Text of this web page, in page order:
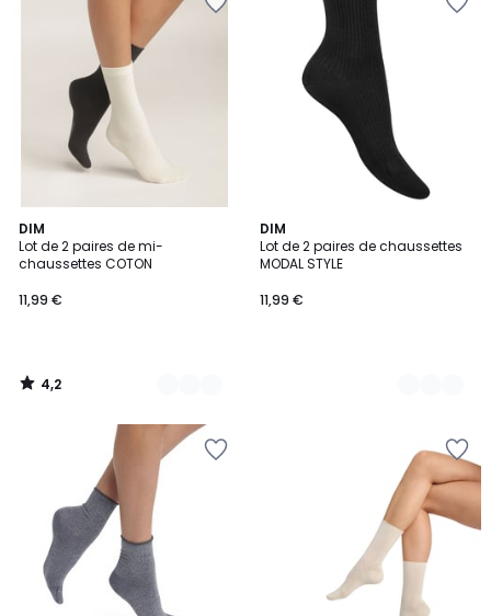
DIM
Lot de 2 paires de mi-
chaussettes COTON
11,99 €
4,2
/ 5
2
Couleurs
4,2
/
DIM
Lot de 2 paires de chaussettes
MODAL STYLE
11,99 €
3
Couleurs